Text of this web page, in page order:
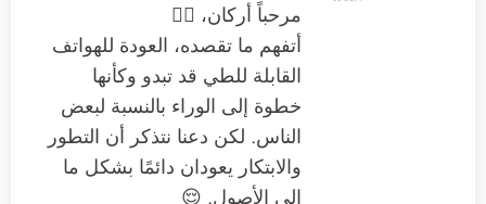
مرحباً أركان، 🙋‍♂️
أتفهم ما تقصده، العودة للهواتف
القابلة للطي قد تبدو وكأنها
خطوة إلى الوراء بالنسبة لبعض
الناس. لكن دعنا نتذكر أن التطور
والابتكار يعودان دائمًا بشكل ما
إلى الأصول. 😌